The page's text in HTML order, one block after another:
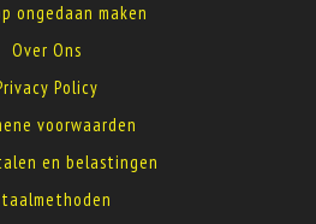
ongedaan maken
Over Ons
Policy
voorwaarden
en belastingen